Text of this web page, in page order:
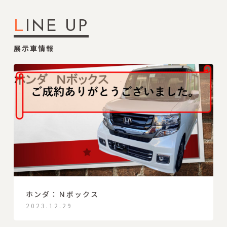
L INE UP
展示車情報
ホンダ：Ｎボックス
2023.12.29